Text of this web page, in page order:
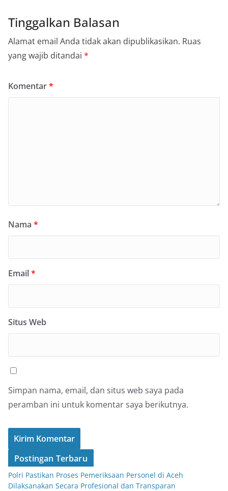
Tinggalkan Balasan
Alamat email Anda tidak akan dipublikasikan. Ruas
yang wajib ditandai *
Komentar*
Nama *
Email*
Situs Web
Simpan nama, email, dan situs web saya pada
peramban ini untuk komentar saya berikutnya.
Postingan Terbaru
Polri Pastikan Proses Pemeriksaan Personel di Aceh
Dilaksanakan Secara Profesional dan Transparan